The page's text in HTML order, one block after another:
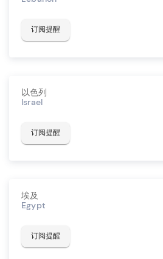
订阅提醒
以色列
Israel
订阅提醒
埃及
Egypt
订阅提醒